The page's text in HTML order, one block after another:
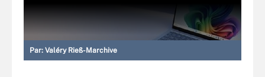
Par: Valéry Rieß-Marchive